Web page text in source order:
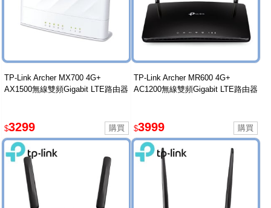
TP-Link Archer MX700 4G+
AX1500無線雙頻Gigabit LTE路由器
$3299
TP-Link Archer MR600 4G+
AC1200無線雙頻Gigabit LTE路由器
$3999